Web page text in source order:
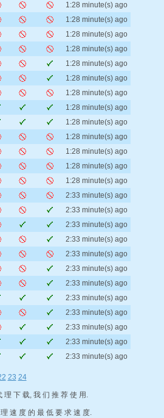
1:28 minute(s) ago
1:28 minute(s) ago
1:28 minute(s) ago
1:28 minute(s) ago
1:28 minute(s) ago
1:28 minute(s) ago
1:28 minute(s) ago
1:28 minute(s) ago
1:28 minute(s) ago
1:28 minute(s) ago
1:28 minute(s) ago
1:28 minute(s) ago
1:28 minute(s) ago
2:33 minute(s) ago
2:33 minute(s) ago
2:33 minute(s) ago
2:33 minute(s) ago
2:33 minute(s) ago
2:33 minute(s) ago
2:33 minute(s) ago
2:33 minute(s) ago
2:33 minute(s) ago
2:33 minute(s) ago
2:33 minute(s) ago
2:33 minute(s) ago
23 24
理 下 载, 我 们 推 荐 使 用.
速 度 的 最 低 要 求 速 度.